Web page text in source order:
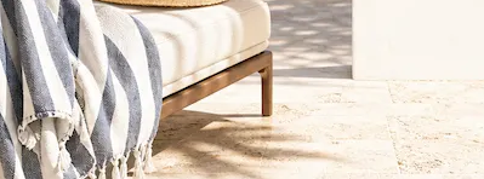
Stile
Moderne
I più visti a :
Cernusco Sul